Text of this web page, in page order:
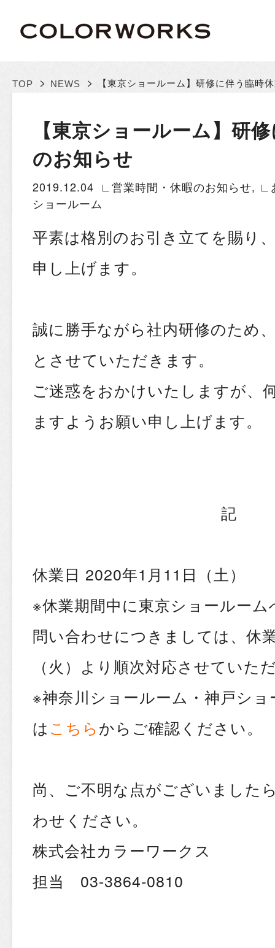
TOP > NEWS > 【東京ショールーム】研修に伴う臨時
【東京ショールーム】研
のお知らせ
2019.12.04 ∟営業時間・休暇のお知らせ, ∟
ショールーム
平素は格別のお引き立てを賜り
申し上げます。
誠に勝手ながら社内研修のため
とさせていただきます。
ご迷惑をおかけいたしますが、
ますようお願い申し上げます。
記
休業日 2020年1月11日（土）
※休業期間中に東京ショールー
問い合わせにつきましては、休
（火）より順次対応させていた
※神奈川ショールーム・神戸シ
はこちらからご確認ください。
尚、ご不明な点がございました
わせください。
株式会社カラーワークス
担当 03-3864-0810